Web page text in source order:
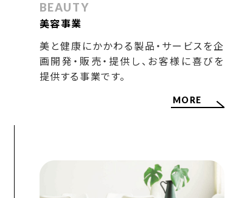
BEAUTY
美容事業
美と健康にかかわる製品・サービスを企
画開発・販売・提供し、お客様に喜びを
提供する事業です。
MORE